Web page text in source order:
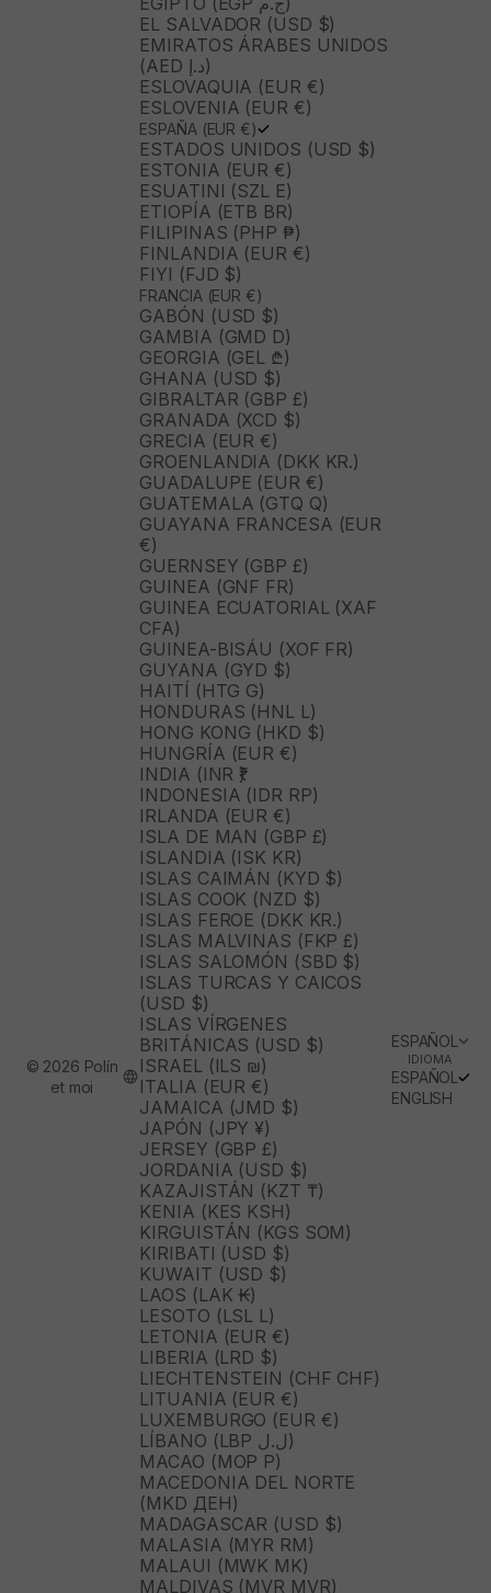
EL SALVADOR (USD $)
EMIRATOS ÁRABES UNIDOS
(AED د.إ)
ESLOVAQUIA (EUR €)
ESLOVENIA (EUR €)
ESPAÑA (EUR €)
ESTADOS UNIDOS (USD $)
ESTONIA (EUR €)
ESUATINI (SZL E)
ETIOPÍA (ETB BR)
FILIPINAS (PHP ₱)
FINLANDIA (EUR €)
FIYI (FJD $)
FRANCIA (EUR €)
GABÓN (USD $)
GAMBIA (GMD D)
GEORGIA (GEL ₾)
GHANA (USD $)
GIBRALTAR (GBP £)
GRANADA (XCD $)
GRECIA (EUR €)
GROENLANDIA (DKK KR.)
GUADALUPE (EUR €)
GUATEMALA (GTQ Q)
GUAYANA FRANCESA (EUR
€)
GUERNSEY (GBP £)
GUINEA (GNF FR)
GUINEA ECUATORIAL (XAF
CFA)
GUINEA-BISÁU (XOF FR)
GUYANA (GYD $)
HAITÍ (HTG G)
HONDURAS (HNL L)
HONG KONG (HKD $)
HUNGRÍA (EUR €)
INDIA (INR ₹)
INDONESIA (IDR RP)
IRLANDA (EUR €)
ISLA DE MAN (GBP £)
ISLANDIA (ISK KR)
ISLAS CAIMÁN (KYD $)
ISLAS COOK (NZD $)
ISLAS FEROE (DKK KR.)
ISLAS MALVINAS (FKP £)
ISLAS SALOMÓN (SBD $)
ISLAS TURCAS Y CAICOS
(USD $)
ISLAS VÍRGENES
BRITÁNICAS (USD $)
ISRAEL (ILS ₪)
ITALIA (EUR €)
JAMAICA (JMD $)
JAPÓN (JPY ¥)
JERSEY (GBP £)
JORDANIA (USD $)
KAZAJISTÁN (KZT ₸)
KENIA (KES KSH)
KIRGUISTÁN (KGS SOM)
KIRIBATI (USD $)
KUWAIT (USD $)
LAOS (LAK ₭)
LESOTO (LSL L)
LETONIA (EUR €)
LIBERIA (LRD $)
LIECHTENSTEIN (CHF CHF)
LITUANIA (EUR €)
LUXEMBURGO (EUR €)
LÍBANO (LBP ل.ل)
MACAO (MOP P)
MACEDONIA DEL NORTE
(MKD ДЕН)
MADAGASCAR (USD $)
MALASIA (MYR RM)
MALAUI (MWK MK)
MALDIVAS (MVR MVR)
ESPAÑOL
IDIOMA
ESPAÑOL
ENGLISH
© 2026 Polín
et moi